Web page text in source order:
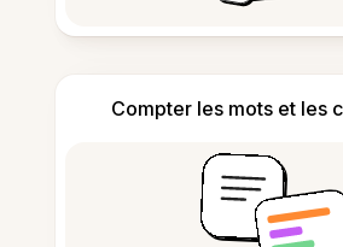
Compter les mots et les